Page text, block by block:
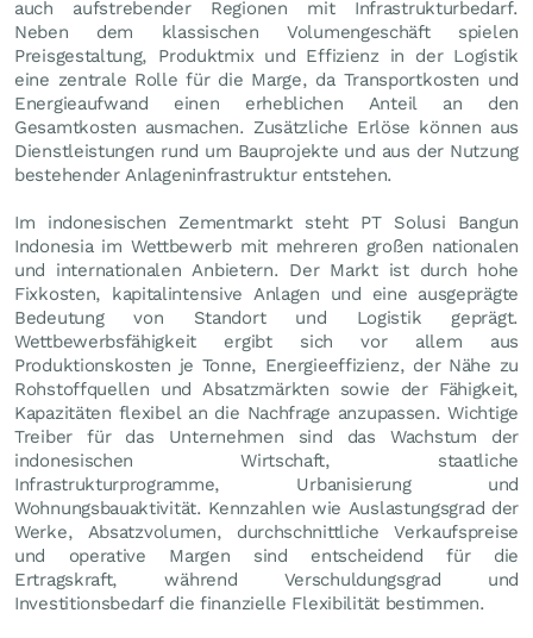
auch aufstrebender Regionen mit Infrastrukturbedarf.
Neben dem klassischen Volumengeschäft spielen
Preisgestaltung, Produktmix und Effizienz in der Logistik
eine zentrale Rolle für die Marge, da Transportkosten und
Energieaufwand einen erheblichen Anteil an den
Gesamtkosten ausmachen. Zusätzliche Erlöse können aus
Dienstleistungen rund um Bauprojekte und aus der Nutzung
bestehender Anlageninfrastruktur entstehen.
Im indonesischen Zementmarkt steht PT Solusi Bangun
Indonesia im Wettbewerb mit mehreren großen nationalen
und internationalen Anbietern. Der Markt ist durch hohe
Fixkosten, kapitalintensive Anlagen und eine ausgeprägte
Bedeutung von Standort und Logistik geprägt.
Wettbewerbsfähigkeit ergibt sich vor allem aus
Produktionskosten je Tonne, Energieeffizienz, der Nähe zu
Rohstoffquellen und Absatzmärkten sowie der Fähigkeit,
Kapazitäten flexibel an die Nachfrage anzupassen. Wichtige
Treiber für das Unternehmen sind das Wachstum der
indonesischen Wirtschaft, staatliche
Infrastrukturprogramme, Urbanisierung und
Wohnungsbauaktivität. Kennzahlen wie Auslastungsgrad der
Werke, Absatzvolumen, durchschnittliche Verkaufspreise
und operative Margen sind entscheidend für die
Ertragskraft, während Verschuldungsgrad und
Investitionsbedarf die finanzielle Flexibilität bestimmen.